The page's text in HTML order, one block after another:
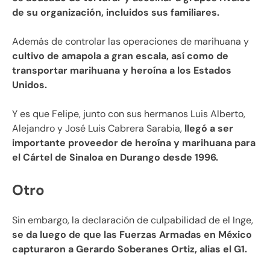
de su organización, incluidos sus familiares.
Además de controlar las operaciones de marihuana y
cultivo de amapola a gran escala, así como de
transportar marihuana y heroína a los Estados
Unidos.
Y es que Felipe, junto con sus hermanos Luis Alberto,
Alejandro y José Luis Cabrera Sarabia, llegó a ser
importante proveedor de heroína y marihuana para
el Cártel de Sinaloa en Durango desde 1996.
Otro
Sin embargo, la declaración de culpabilidad de el Inge,
se da luego de que las Fuerzas Armadas en México
capturaron a Gerardo Soberanes Ortiz, alias el G1.